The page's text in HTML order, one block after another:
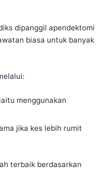
dipanggil apendektomi
biasa untuk banyak
menggunakan
jika kes lebih rumit
terbaik berdasarkan